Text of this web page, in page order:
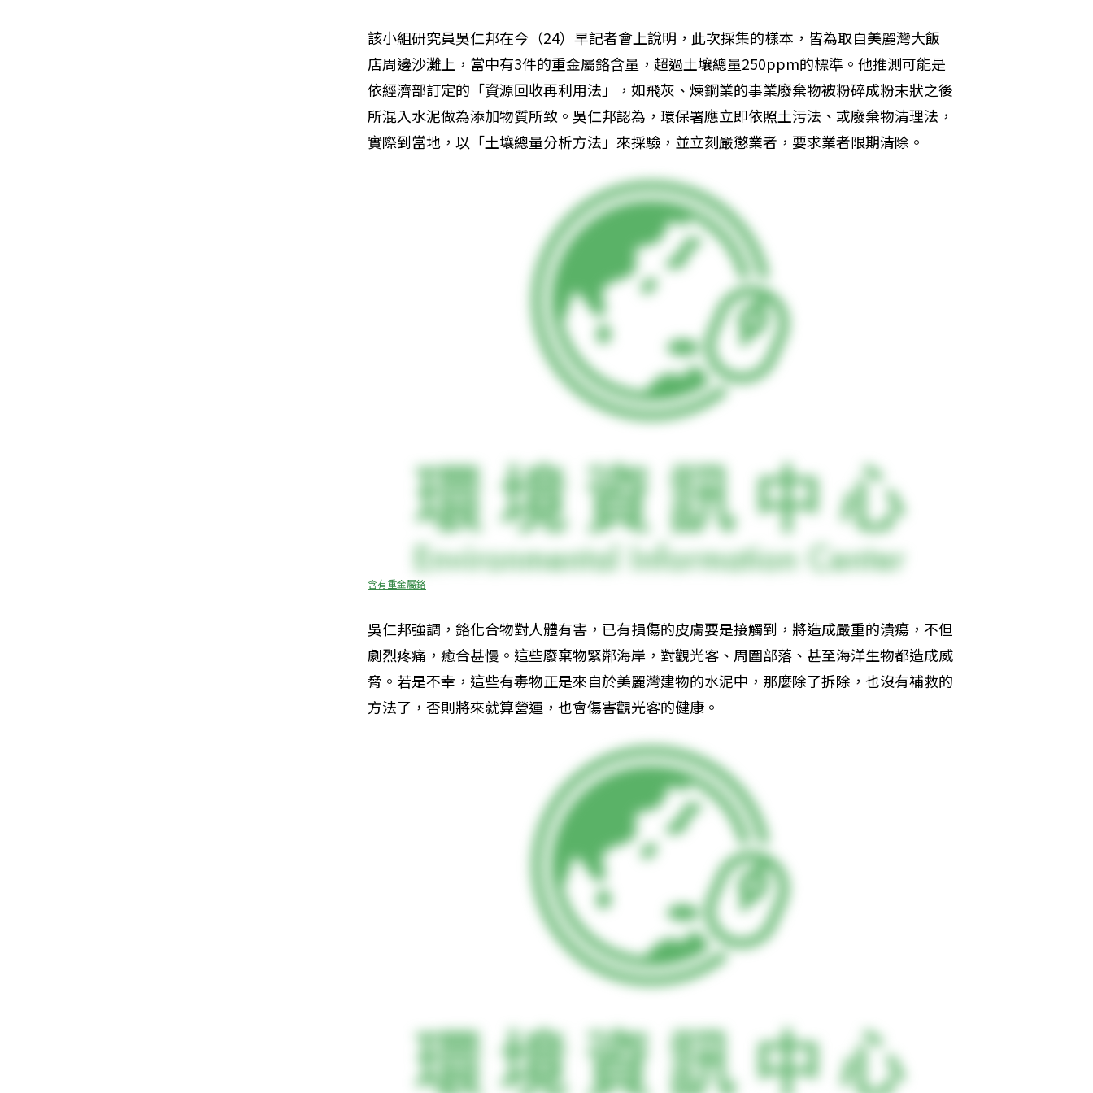
該小組研究員吳仁邦在今（24）早記者會上說明，此次採集的樣本，皆為取自美麗灣大飯
店周邊沙灘上，當中有3件的重金屬鉻含量，超過土壤總量250ppm的標準。他推測可能是
依經濟部訂定的「資源回收再利用法」，如飛灰、煉鋼業的事業廢棄物被粉碎成粉末狀之後
所混入水泥做為添加物質所致。吳仁邦認為，環保署應立即依照土污法、或廢棄物清理法，
實際到當地，以「土壤總量分析方法」來採驗，並立刻嚴懲業者，要求業者限期清除。
含有重金屬鉻
吳仁邦強調，鉻化合物對人體有害，已有損傷的皮膚要是接觸到，將造成嚴重的潰瘍，不但
劇烈疼痛，癒合甚慢。這些廢棄物緊鄰海岸，對觀光客、周圍部落、甚至海洋生物都造成威
脅。若是不幸，這些有毒物正是來自於美麗灣建物的水泥中，那麼除了拆除，也沒有補救的
方法了，否則將來就算營運，也會傷害觀光客的健康。